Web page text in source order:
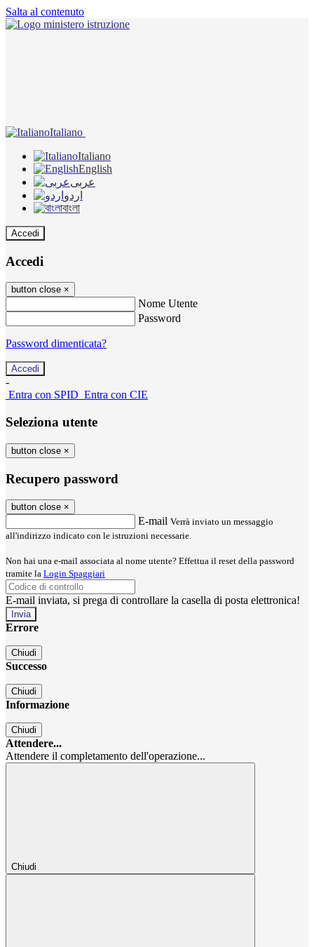
Salta al contenuto
Italiano
Italiano
English
عربى
اردو
বাংলা
Accedi
Accedi
button close ×
Nome Utente
Password
Password dimenticata?
-
Entra con SPID Entra con CIE
Seleziona utente
button close ×
Recupero password
button close ×
E-mail Verrà inviato un messaggio
all'indirizzo indicato con le istruzioni necessarie.
Non hai una e-mail associata al nome utente? Effettua il reset della password
tramite la Login Spaggiari
E-mail inviata, si prega di controllare la casella di posta elettronica!
Errore
Chiudi
Successo
Chiudi
Informazione
Chiudi
Attendere...
Attendere il completamento dell'operazione...
Chiudi